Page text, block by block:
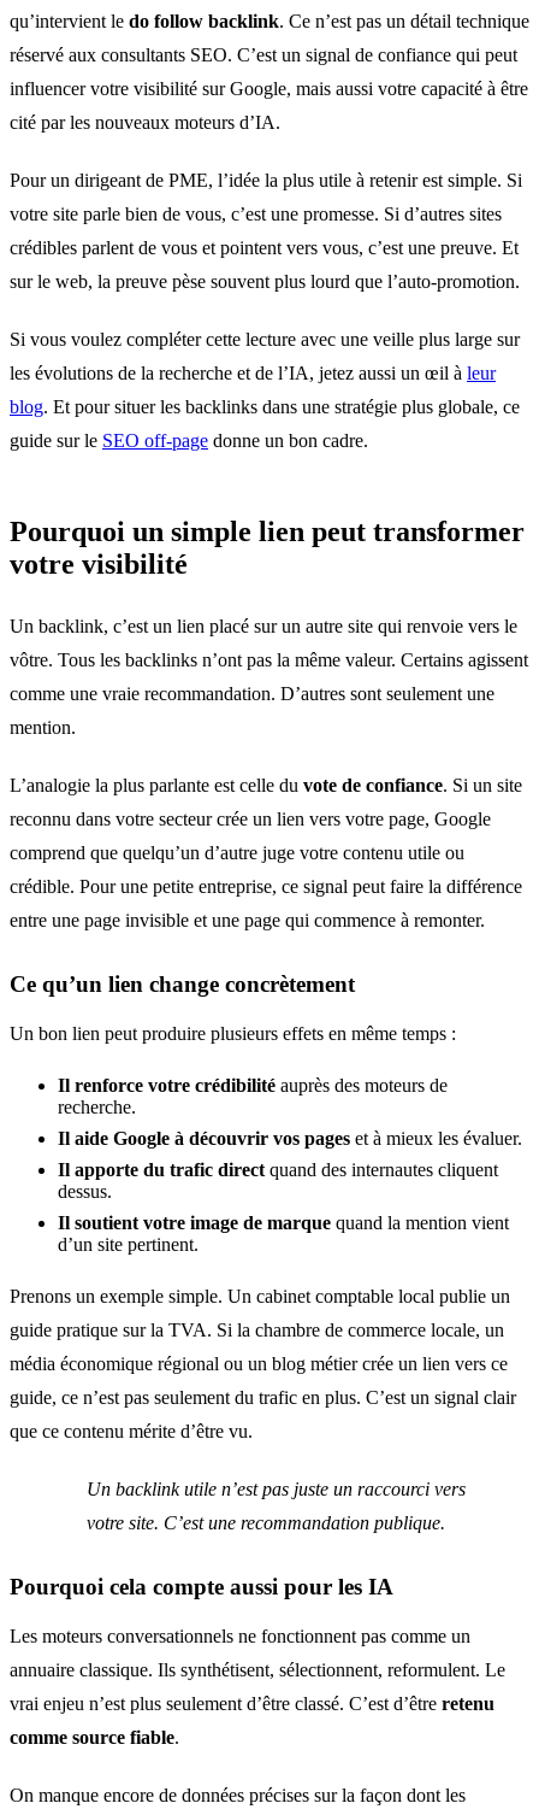
qu’intervient le do follow backlink. Ce n’est pas un détail technique
réservé aux consultants SEO. C’est un signal de confiance qui peut
influencer votre visibilité sur Google, mais aussi votre capacité à être
cité par les nouveaux moteurs d’IA.
Pour un dirigeant de PME, l’idée la plus utile à retenir est simple. Si
votre site parle bien de vous, c’est une promesse. Si d’autres sites
crédibles parlent de vous et pointent vers vous, c’est une preuve. Et
sur le web, la preuve pèse souvent plus lourd que l’auto-promotion.
Si vous voulez compléter cette lecture avec une veille plus large sur
les évolutions de la recherche et de l’IA, jetez aussi un œil à leur
blog. Et pour situer les backlinks dans une stratégie plus globale, ce
guide sur le SEO off-page donne un bon cadre.
Pourquoi un simple lien peut transformer
votre visibilité
Un backlink, c’est un lien placé sur un autre site qui renvoie vers le
vôtre. Tous les backlinks n’ont pas la même valeur. Certains agissent
comme une vraie recommandation. D’autres sont seulement une
mention.
L’analogie la plus parlante est celle du vote de confiance. Si un site
reconnu dans votre secteur crée un lien vers votre page, Google
comprend que quelqu’un d’autre juge votre contenu utile ou
crédible. Pour une petite entreprise, ce signal peut faire la différence
entre une page invisible et une page qui commence à remonter.
Ce qu’un lien change concrètement
Un bon lien peut produire plusieurs effets en même temps :
Il renforce votre crédibilité auprès des moteurs de
recherche.
Il aide Google à découvrir vos pages et à mieux les évaluer.
Il apporte du trafic direct quand des internautes cliquent
dessus.
Il soutient votre image de marque quand la mention vient
d’un site pertinent.
Prenons un exemple simple. Un cabinet comptable local publie un
guide pratique sur la TVA. Si la chambre de commerce locale, un
média économique régional ou un blog métier crée un lien vers ce
guide, ce n’est pas seulement du trafic en plus. C’est un signal clair
que ce contenu mérite d’être vu.
Un backlink utile n’est pas juste un raccourci vers
votre site. C’est une recommandation publique.
Pourquoi cela compte aussi pour les IA
Les moteurs conversationnels ne fonctionnent pas comme un
annuaire classique. Ils synthétisent, sélectionnent, reformulent. Le
vrai enjeu n’est plus seulement d’être classé. C’est d’être retenu
comme source fiable.
On manque encore de données précises sur la façon dont les